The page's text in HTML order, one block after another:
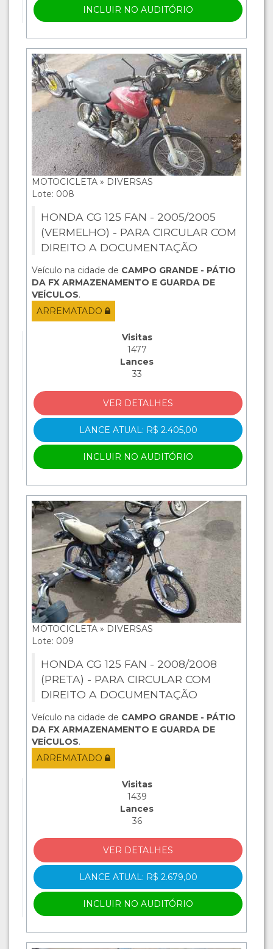
INCLUIR NO AUDITÓRIO
MOTOCICLETA » DIVERSAS
Lote: 008
HONDA CG 125 FAN - 2005/2005
(VERMELHO) - PARA CIRCULAR COM
DIREITO A DOCUMENTAÇÃO
Veículo na cidade de CAMPO GRANDE - PÁTIO
DA FX ARMAZENAMENTO E GUARDA DE
VEÍCULOS.
ARREMATADO
Visitas
1477
Lances
33
VER DETALHES
LANCE ATUAL: R$ 2.405,00
INCLUIR NO AUDITÓRIO
MOTOCICLETA » DIVERSAS
Lote: 009
HONDA CG 125 FAN - 2008/2008
(PRETA) - PARA CIRCULAR COM
DIREITO A DOCUMENTAÇÃO
Veículo na cidade de CAMPO GRANDE - PÁTIO
DA FX ARMAZENAMENTO E GUARDA DE
VEÍCULOS.
ARREMATADO
Visitas
1439
Lances
36
VER DETALHES
LANCE ATUAL: R$ 2.679,00
INCLUIR NO AUDITÓRIO